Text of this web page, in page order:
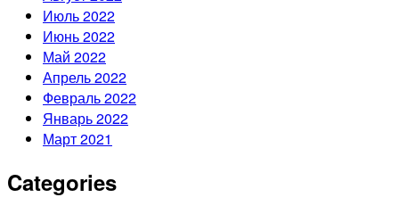
Июль 2022
Июнь 2022
Май 2022
Апрель 2022
Февраль 2022
Январь 2022
Март 2021
Categories